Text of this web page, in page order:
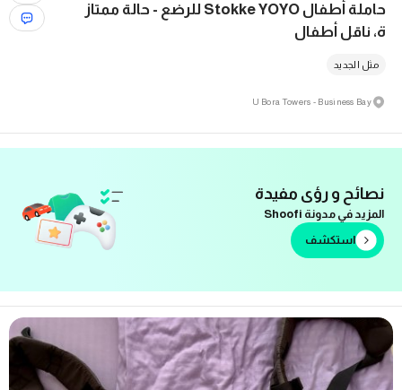
حاملة أطفال Stokke YOYO للرضع - حالة ممتاز
ة، ناقل أطفال
مثل الجديد
U Bora Towers - Business Bay
نصائح و رؤى مفيدة
المزيد في مدونة Shoofi
استكشف